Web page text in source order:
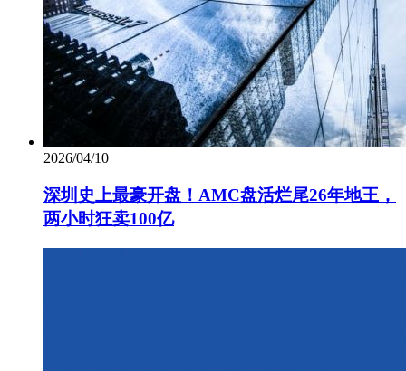
2026/04/10
深圳史上最豪开盘！AMC盘活烂尾26年地王，
两小时狂卖100亿